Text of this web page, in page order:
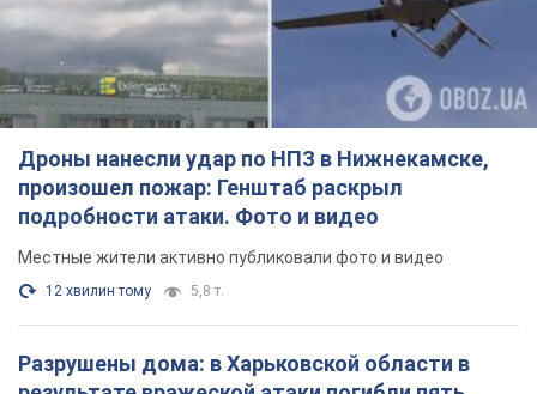
Дроны нанесли удар по НПЗ в Нижнекамске,
произошел пожар: Генштаб раскрыл
подробности атаки. Фото и видео
Местные жители активно публиковали фото и видео
12 хвилин тому 5,8 т.
Разрушены дома: в Харьковской области в